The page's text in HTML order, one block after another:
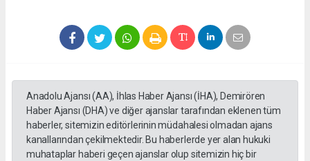
Anadolu Ajansı (AA), İhlas Haber Ajansı (İHA), Demirören
Haber Ajansı (DHA) ve diğer ajanslar tarafından eklenen tüm
haberler, sitemizin editörlerinin müdahalesi olmadan ajans
kanallarından çekilmektedir. Bu haberlerde yer alan hukuki
muhataplar haberi geçen ajanslar olup sitemizin hiç bir